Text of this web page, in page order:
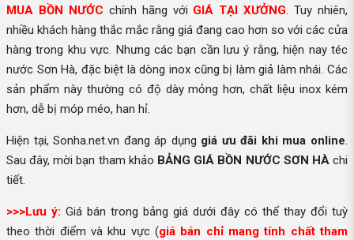
MUA BỒN NƯỚC chính hãng với GIÁ TẠI XƯỞNG. Tuy nhiên,
nhiều khách hàng thắc mắc rằng giá đang cao hơn so với các cửa
hàng trong khu vực. Nhưng các bạn cần lưu ý rằng, hiện nay téc
nước Sơn Hà, đặc biệt là dòng inox cũng bị làm giả làm nhái. Các
sản phẩm này thường có độ dày mỏng hơn, chất liệu inox kém
hơn, dễ bị móp méo, han hỉ.
Hiện tại, Sonha.net.vn đang áp dụng giá ưu đãi khi mua online.
Sau đây, mời bạn tham khảo BẢNG GIÁ BỒN NƯỚC SƠN HÀchi
tiết.
>>>Lưu ý: Giá bán trong bảng giá dưới đây có thể thay đổi tuỳ
theo thời điểm và khu vực (giá bán chỉ mang tính chất tham